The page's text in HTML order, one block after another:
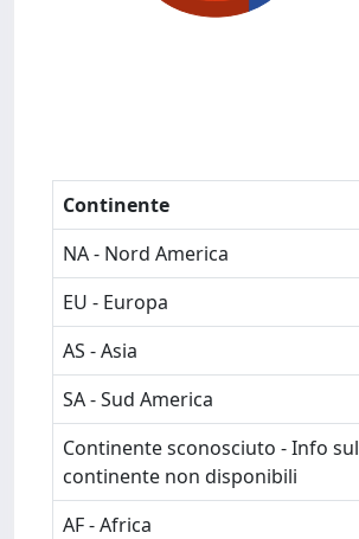
Continente
NA - Nord America
EU - Europa
AS - Asia
SA - Sud America
Continente sconosciuto - Info sul
continente non disponibili
AF - Africa